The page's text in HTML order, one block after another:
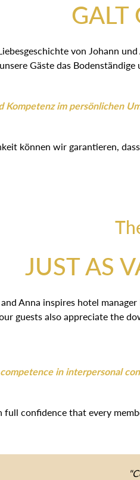
GALT
von Johann
unsere Gäste das
Kompetenz im persönlichen
können wir garantieren,
JUST AS
Anna inspires hotel
guests also appreciate the
competence in interpersonal
full confidence that every